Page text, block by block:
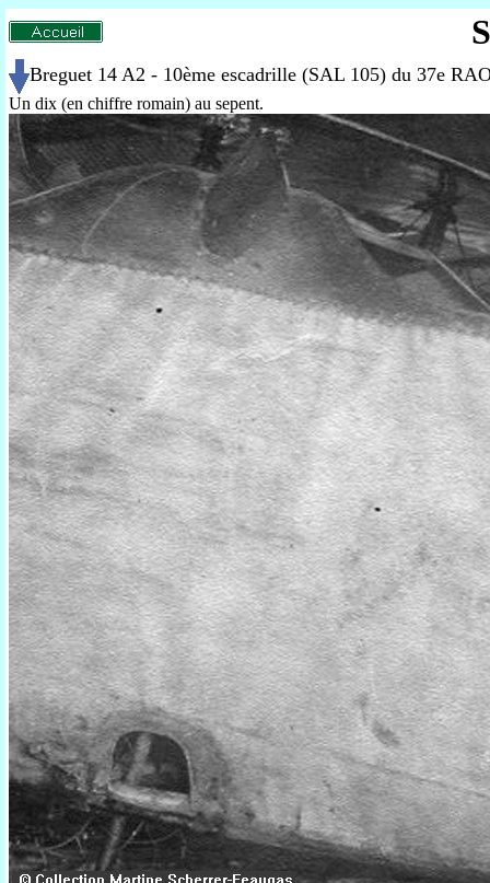
Breguet 14 A2 - 10ème escadrille (SAL 105) du 37e
Un dix (en chiffre romain) au sepent.